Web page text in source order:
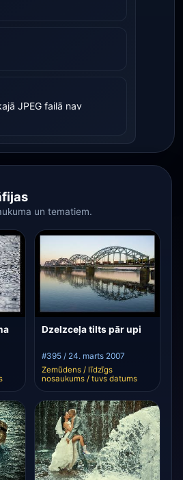
JPEG failā nav
un tematiem.
Dzelzceļa tilts pār upi
#395 / 24. marts 2007
Zemūdens / līdzīgs
nosaukums / tuvs datums